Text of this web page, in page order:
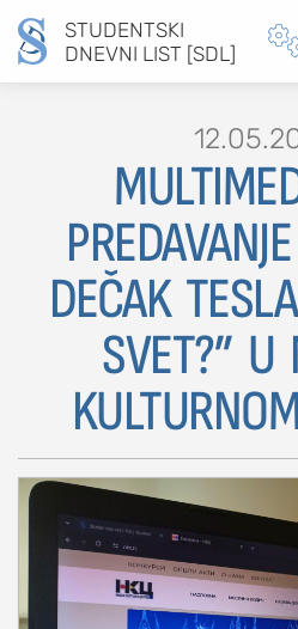
STUDENTSKI
DNEVNI LIST [SDL]
Type 2 or more
MOJ SDL
prijava
SEKCIJE
društvo
kultura
sport
fudbal
DEČAK
SVET?” U